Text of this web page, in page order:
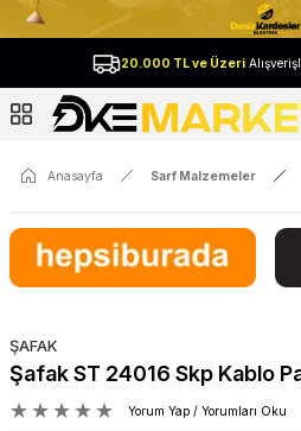
20.000 TL ve Üzeri
Geri Dön
Anasayfa Sarf Malzemeler
ŞAFAK
Şafak ST 24016 Skp Kablo
Yorum Yap / Yorumları Oku